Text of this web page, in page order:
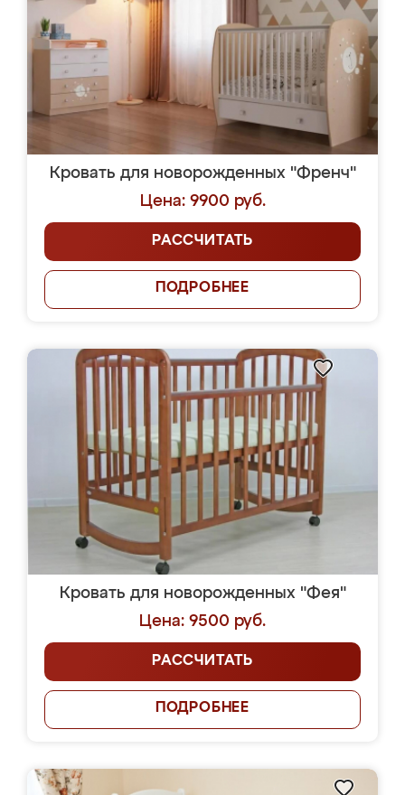
Кровать для новорожденных "Френч"
Цена: 9900 руб.
РАССЧИТАТЬ
ПОДРОБНЕЕ
Кровать для новорожденных "Фея"
Цена: 9500 руб.
РАССЧИТАТЬ
ПОДРОБНЕЕ